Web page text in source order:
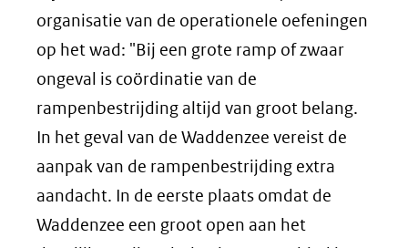
organisatie van de operationele oefeningen
op het wad: "Bij een grote ramp of zwaar
ongeval is coördinatie van de
rampenbestrijding altijd van groot belang.
In het geval van de Waddenzee vereist de
aanpak van de rampenbestrijding extra
aandacht. In de eerste plaats omdat de
Waddenzee een groot open aan het